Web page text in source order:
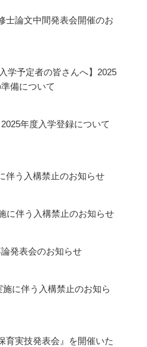
士論文中間発表会開催のお
学予定者の皆さんへ】2025
備について
年度入学登録について
伴う入構禁止のお知らせ
に伴う入構禁止のお知らせ
発表会のお知らせ
に伴う入構禁止のお知ら
育実技発表会』を開催いた